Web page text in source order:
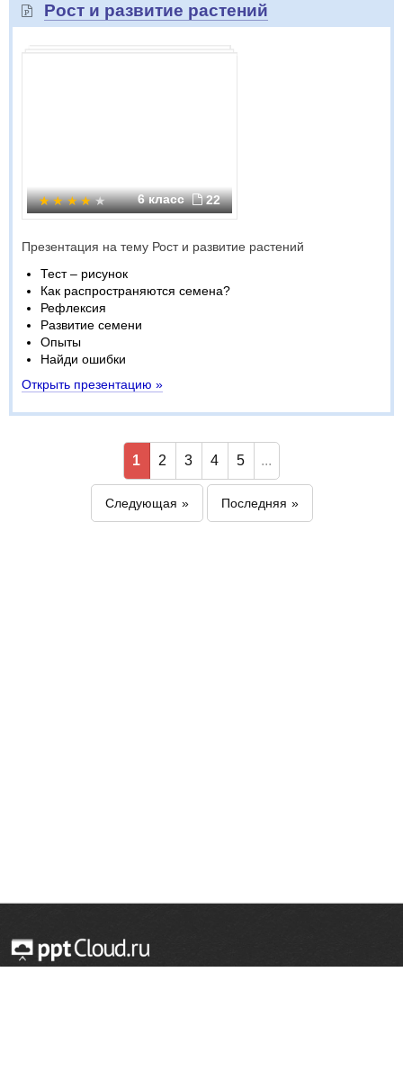
Рост и развитие растений
6 класс 22
Презентация на тему Рост и развитие растений
Тест – рисунок
Как распространяются семена?
Рефлексия
Развитие семени
Опыты
Найди ошибки
Открыть презентацию »
1 2 3 4 5 ...
Следующая Последняя